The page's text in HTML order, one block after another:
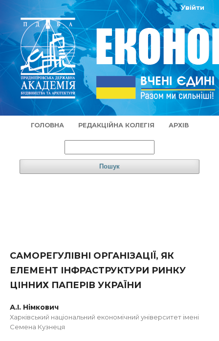
ГОЛОВНА РЕДАКЦІЙНА КОЛЕГІЯ АРХІВ
Пошук
Увійти
САМОРЕГУЛІВНІ ОРГАНІЗАЦІЇ, ЯК
ЕЛЕМЕНТ ІНФРАСТРУКТУРИ РИНКУ
ЦІННИХ ПАПЕРІВ УКРАЇНИ
А.І. Німкович
Харківський національний економічний університет імені
Семена Кузнеця